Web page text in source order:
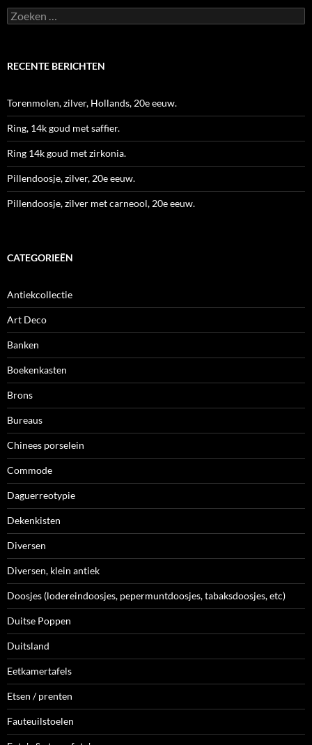
Zoeken
naar:
RECENTE BERICHTEN
Torenmolen, zilver, Hollands, 20e eeuw.
Ring, 14k goud met saffier.
Ring 14k goud met zirkonia.
Pillendoosje, zilver, 20e eeuw.
Pillendoosje, zilver met carneool, 20e eeuw.
CATEGORIEËN
Antiekcollectie
Art Deco
Banken
Boekenkasten
Brons
Bureaus
Chinees porselein
Commode
Daguerreotypie
Dekenkisten
Diversen
Diversen, klein antiek
Doosjes (lodereindoosjes, pepermuntdoosjes, tabaksdoosjes, etc)
Duitse Poppen
Duitsland
Eetkamertafels
Etsen / prenten
Fauteuilstoelen